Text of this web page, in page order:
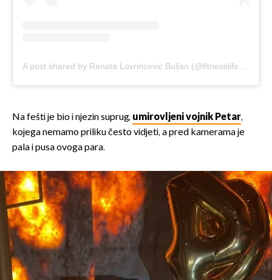
Na fešti je bio i njezin suprug, umirovljeni vojnik Petar,
kojega nemamo priliku često vidjeti, a pred kamerama je
pala i pusa ovoga para.